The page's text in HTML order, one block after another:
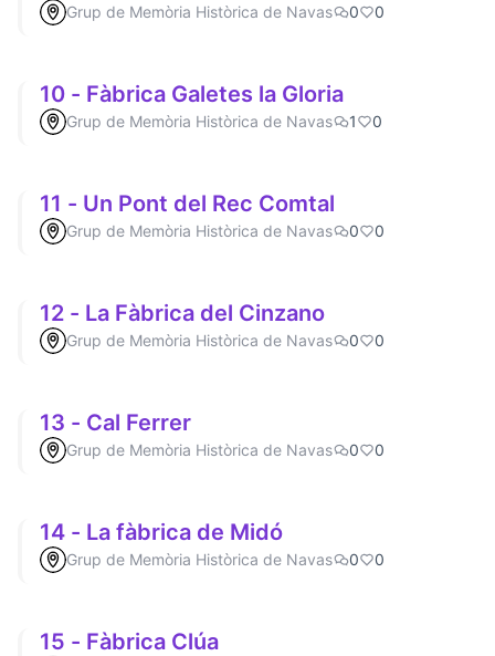
Grup de Memòria Històrica de Navas 0 0
10 - Fàbrica Galetes la Gloria
Grup de Memòria Històrica de Navas 1 0
11 - Un Pont del Rec Comtal
Grup de Memòria Històrica de Navas 0 0
12 - La Fàbrica del Cinzano
Grup de Memòria Històrica de Navas 0 0
13 - Cal Ferrer
Grup de Memòria Històrica de Navas 0 0
14 - La fàbrica de Midó
Grup de Memòria Històrica de Navas 0 0
15 - Fàbrica Clúa